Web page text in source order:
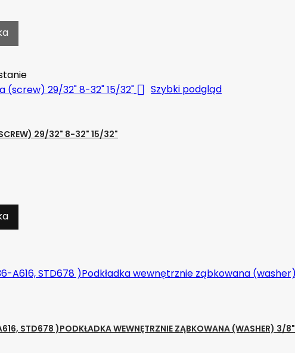
 Szybki podgląd
29/32" 8-32" 15/32"
STD678 )PODKŁADKA WEWNĘTRZNIE ZĄBKOWANA (WASHER) 3/8"